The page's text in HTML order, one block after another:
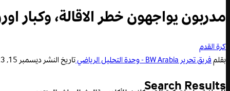
مدربون يواجهون خطر الاقالة، وكبار
كرة القدم
بقلمفريق تحرير BW Arabia - وحدة التحليل الرياضي تاريخ النشرديسمبر 15, 2023 5:39 م
Search Results